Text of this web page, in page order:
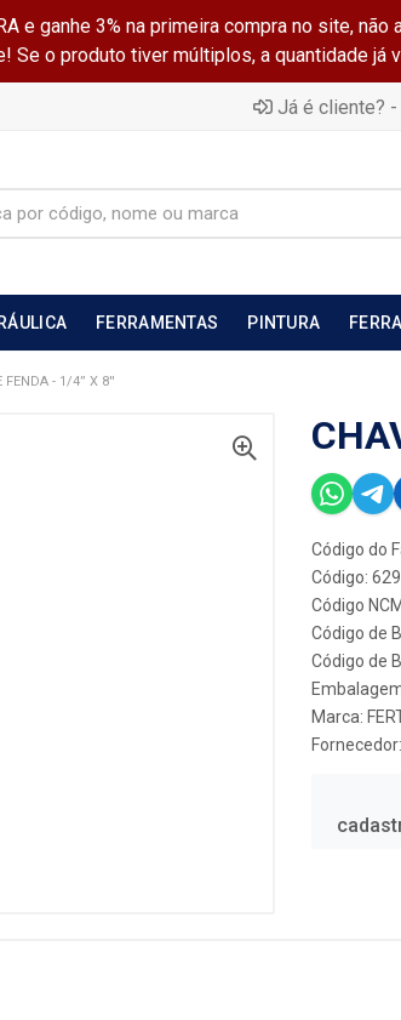
e ganhe 3% na primeira compra no site,
Se o produto tiver múltiplos, a quantidade já
Já é cliente? -
FERRAMENTAS PINTURA
FENDA - 1/4” X 8''
Código do
Código:
Código
Código de
Código de
Marca:
Fornecedor: